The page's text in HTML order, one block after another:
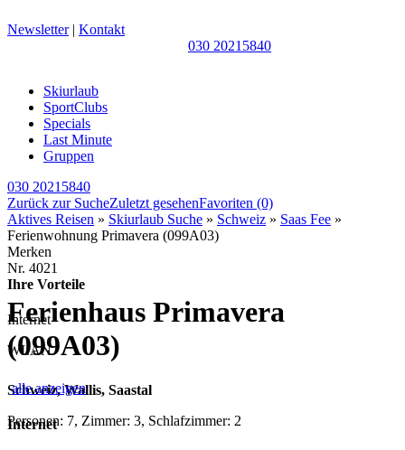
Newsletter| Kontakt
030 20215840
Skiurlaub
SportClubs
Specials
Last Minute
Gruppen
030 20215840
Zurück zur SucheZuletzt gesehenFavoriten (0)
Aktives Reisen » Skiurlaub Suche » Schweiz » Saas Fee »
Ferienwohnung Primavera (099A03)
Merken
Nr. 4021
Ferienhaus Primavera
(099A03)
Schweiz, Wallis, Saastal
Personen: 7, Zimmer: 3, Schlafzimmer: 2
Ihre Vorteile
Internet
WLAN
alle anzeigen
Internet